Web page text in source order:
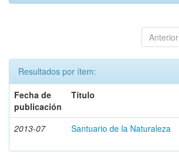
Anterior
Resultados por ítem:
Fecha de
publicación
Título
2013-07 Santuario de la Naturaleza